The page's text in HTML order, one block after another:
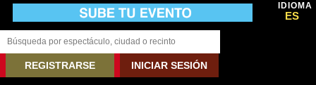
IDIOMA
ES
REGISTRARSE INICIAR SESIÓN